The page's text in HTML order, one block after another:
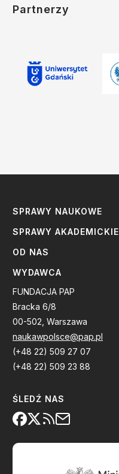
Partnerzy
SPRAWY NAUKOWE
SPRAWY AKADEMICKIE
OD NAS
WYDAWCA
FUNDACJA PAP
Bracka 6/8
00-502, Warszawa
naukawpolsce@pap.pl
(+48 22) 509 27 07
(+48 22) 509 23 88
ŚLEDŹ NAS